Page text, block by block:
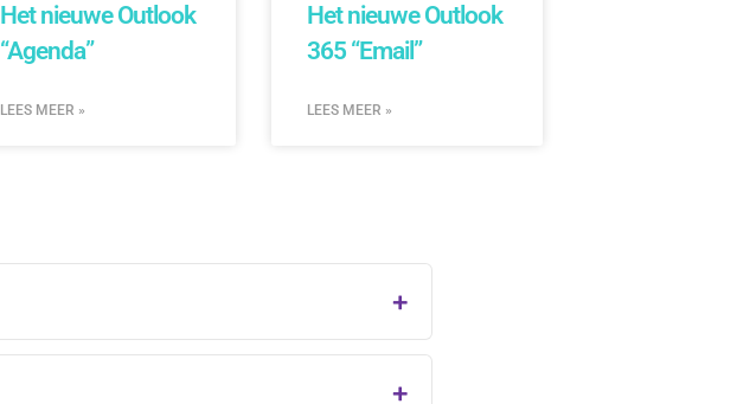
Het nieuwe Outlook
“Agenda”
LEES MEER »
Het nieuwe Outlook
365 “Email”
LEES MEER »